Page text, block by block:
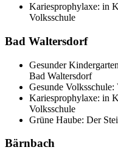
Kariesprophylaxe: in
Volksschule
Bad Waltersdorf
Gesunder
Bad Waltersdorf
Gesunde
Kariesprophylaxe: in
Volksschule
Grüne Haube: Der
Bärnbach